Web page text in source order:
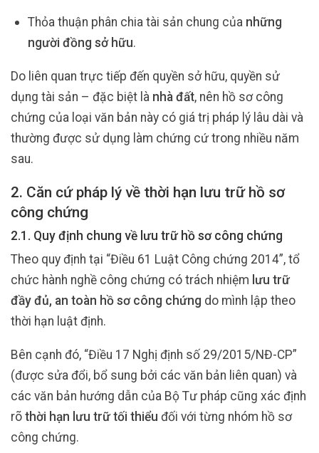
Thỏa thuận phân chia tài sản chung của những
người đồng sở hữu.
Do liên quan trực tiếp đến quyền sở hữu, quyền sử
dụng tài sản – đặc biệt là nhà đất, nên hồ sơ công
chứng của loại văn bản này có giá trị pháp lý lâu dài và
thường được sử dụng làm chứng cứ trong nhiều năm
sau.
2. Căn cứ pháp lý về thời hạn lưu trữ hồ sơ
công chứng
2.1. Quy định chung về lưu trữ hồ sơ công chứng
Theo quy định tại “Điều 61 Luật Công chứng 2014”, tổ
chức hành nghề công chứng có trách nhiệm lưu trữ
đầy đủ, an toàn hồ sơ công chứng do mình lập theo
thời hạn luật định.
Bên cạnh đó, “Điều 17 Nghị định số 29/2015/NĐ-CP”
(được sửa đổi, bổ sung bởi các văn bản liên quan) và
các văn bản hướng dẫn của Bộ Tư pháp cũng xác định
rõ thời hạn lưu trữ tối thiểu đối với từng nhóm hồ sơ
công chứng.